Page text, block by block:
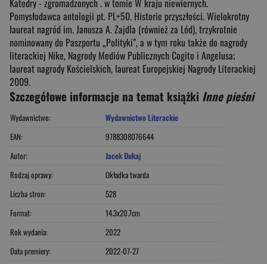
Katedry - zgromadzonych . w tomie W kraju niewiernych.
Pomysłodawca antologii pt. PL+50. Historie przyszłości. Wielokrotny
laureat nagród im. Janusza A. Zajdla (również za Lód), trzykrotnie
nominowany do Paszportu „Polityki”, a w tym roku także do nagrody
literackiej Nike, Nagrody Mediów Publicznych Cogito i Angelusa;
laureat nagrody Kościelskich, laureat Europejskiej Nagrody Literackiej
2009.
Szczegółowe informacje na temat książki Inne pieśni
Wydawnictwo:
Wydawnictwo Literackie
EAN:
9788308076644
Autor:
Jacek Dukaj
Rodzaj oprawy:
Okładka twarda
Liczba stron:
528
Format:
14.3x20.7cm
Rok wydania:
2022
Data premiery:
2022-07-27